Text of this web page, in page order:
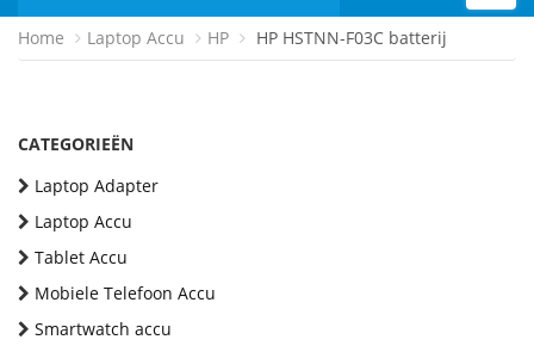
Home Laptop Accu HP HP HSTNN-F03C batterij
CATEGORIEËN
Laptop Adapter
Laptop Accu
Tablet Accu
Mobiele Telefoon Accu
Smartwatch accu